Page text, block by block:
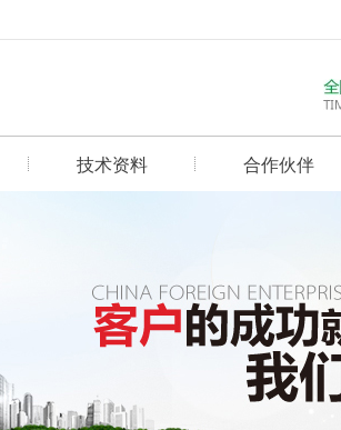
技术资料 合作伙伴